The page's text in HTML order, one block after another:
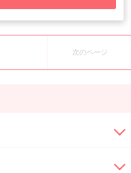
次のページ